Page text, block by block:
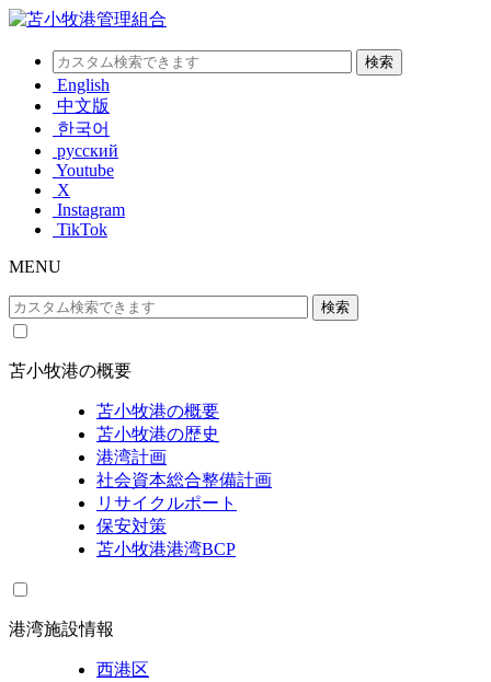
English
中文版
한국어
русский
Youtube
X
Instagram
TikTok
MENU
苫小牧港の概要
苫小牧港の概要
苫小牧港の歴史
港湾計画
社会資本総合整備計画
リサイクルポート
保安対策
苫小牧港港湾BCP
港湾施設情報
西港区